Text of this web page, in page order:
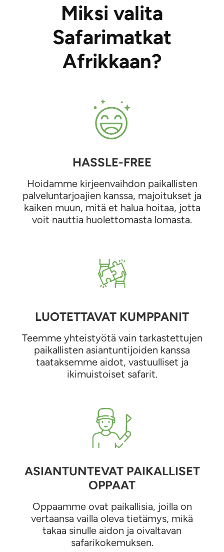
Miksi valita
Safarimatkat
Afrikkaan?
HASSLE-FREE
Hoidamme kirjeenvaihdon paikallisten
palveluntarjoajien kanssa, majoitukset ja
kaiken muun, mitä et halua hoitaa, jotta
voit nauttia huolettomasta lomasta.
LUOTETTAVAT KUMPPANIT
Teemme yhteistyötä vain tarkastettujen
paikallisten asiantuntijoiden kanssa
taataksemme aidot, vastuulliset ja
ikimuistoiset safarit.
ASIANTUNTEVAT PAIKALLISET
OPPAAT
Oppaamme ovat paikallisia, joilla on
vertaansa vailla oleva tietämys, mikä
takaa sinulle aidon ja oivaltavan
safarikokemuksen.